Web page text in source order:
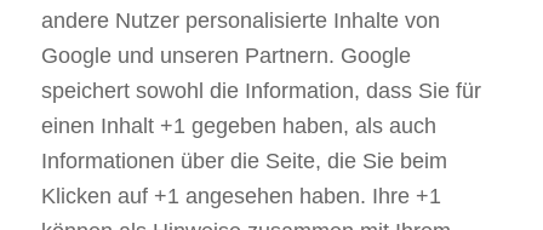
andere Nutzer personalisierte Inhalte von
Google und unseren Partnern. Google
speichert sowohl die Information, dass Sie für
einen Inhalt +1 gegeben haben, als auch
Informationen über die Seite, die Sie beim
Klicken auf +1 angesehen haben. Ihre +1